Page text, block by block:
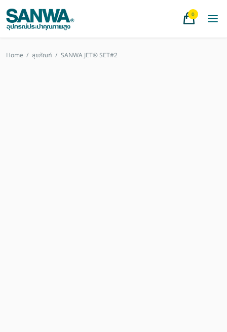
0
Home / สุขภัณฑ์ / SANWA JET® SET#2